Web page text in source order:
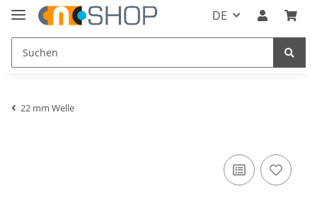
DE
22 mm Welle